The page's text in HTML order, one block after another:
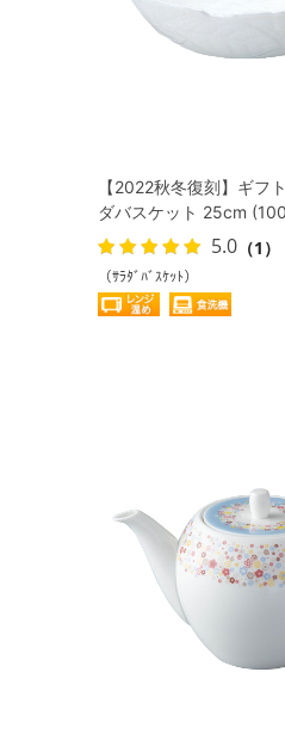
【2022秋冬復刻】ギフ
ダバスケット 25cm
5.0 （1）
（ｻﾗﾀﾞﾊﾞｽｹｯﾄ）